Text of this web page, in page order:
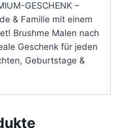
GESCHENK –
& Familie mit einem
Brushme Malen nach
Geschenk für jeden
Geburtstage &